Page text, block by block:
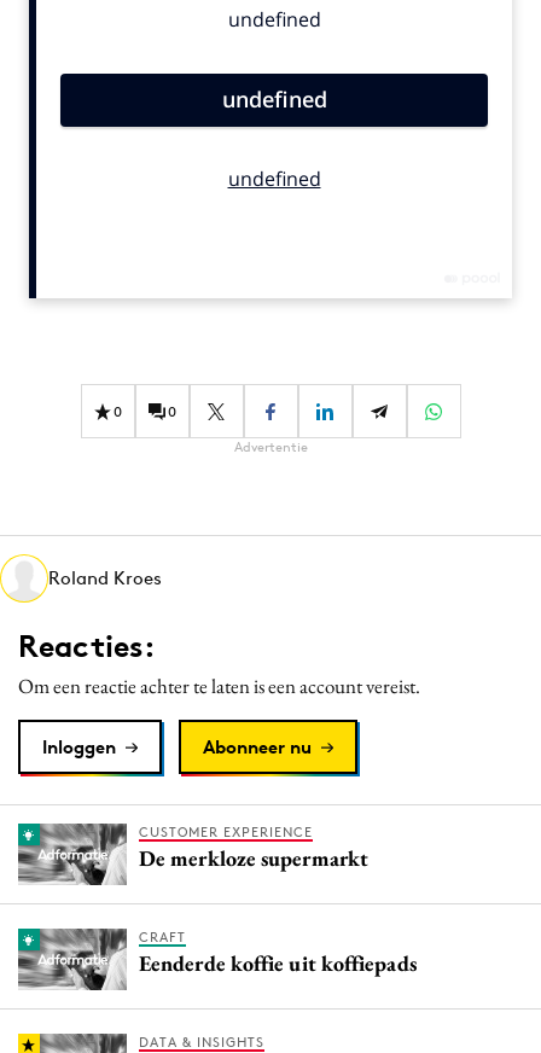
Contentmarketing
Effectiviteit
Gedragsverandering
Martech
Media
Merkstrategie
PR
Programmatic
Reputatie & crisis
0 0
Advertentie
Roland Kroes
Reacties:
Om een reactie achter te laten is een account vereist.
Inloggen Abonneer nu
CUSTOMER EXPERIENCE
De merkloze supermarkt
CRAFT
Eenderde koffie uit koffiepads
DATA & INSIGHTS